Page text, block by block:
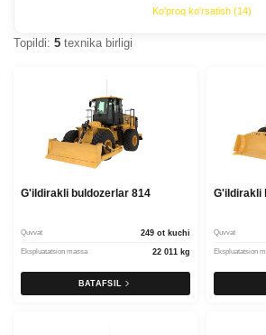
Ko'proq ko'rsatish (14)
Topildi: 5 texnika birligi
G'ildirakli buldozerlar 814
Quvvat 249 ot kuchi
Ekspluatatsion massa 22 011 kg
BATAFSIL
G'ildirakli
Quvvat
Ekspluatatsion